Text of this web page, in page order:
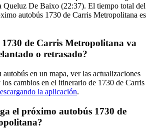
Queluz De Baixo (22:37). El tiempo total del
autobús 1730 de Carris Metropolitana es
de Carris Metropolitana va
o retrasado?
autobús en un mapa, ver las actualizaciones
cambios en el itinerario de 1730 de Carris
la aplicación.
el próximo autobús 1730 de